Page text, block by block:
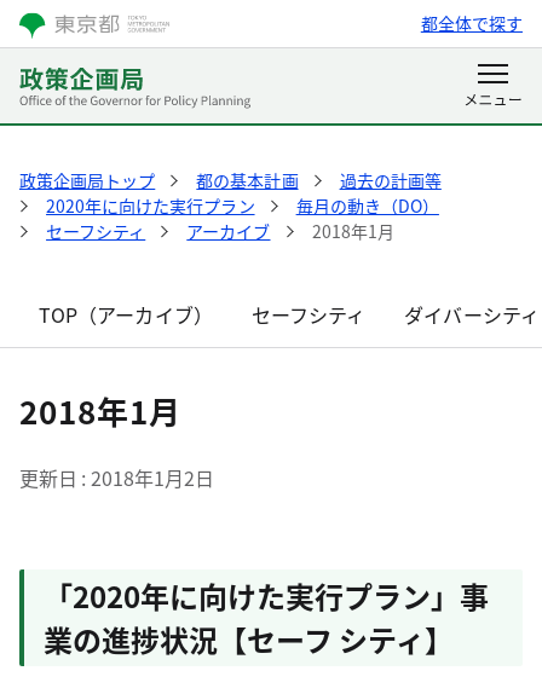
都全体で探す
政策企画局トップ 都の基本計画
過去の計画等
2020年に向けた実行プラン
毎月の動き（DO）
セーフシティ
アーカイブ 2018年1月
TOP（アーカイブ） セーフシティ ダイバーシティ
2018年1月
更新日 2018年1月2日
「2020年に向けた実行プラン」事
業の進捗状況【セーフ シティ】